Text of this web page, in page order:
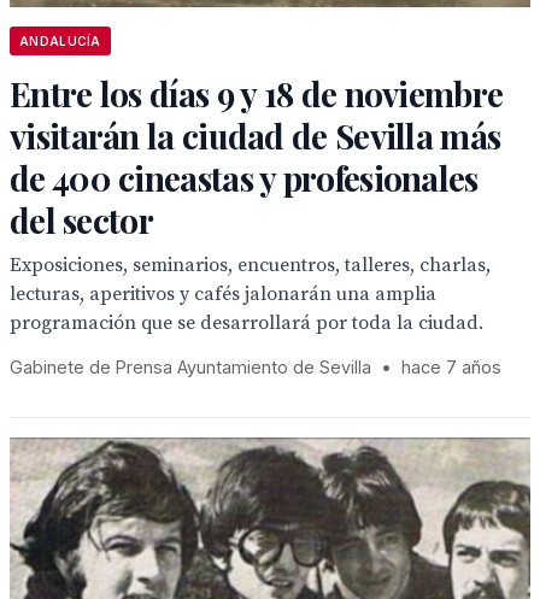
ANDALUCÍA
Entre los días 9 y 18 de noviembre
visitarán la ciudad de Sevilla más
de 400 cineastas y profesionales
del sector
Exposiciones, seminarios, encuentros, talleres, charlas,
lecturas, aperitivos y cafés jalonarán una amplia
programación que se desarrollará por toda la ciudad.
Gabinete de Prensa Ayuntamiento de Sevilla • hace 7 años